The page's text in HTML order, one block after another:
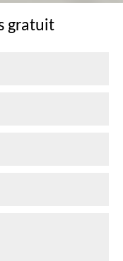
gratuit